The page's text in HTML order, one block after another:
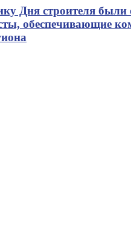
Дня строителя были
обеспечивающие